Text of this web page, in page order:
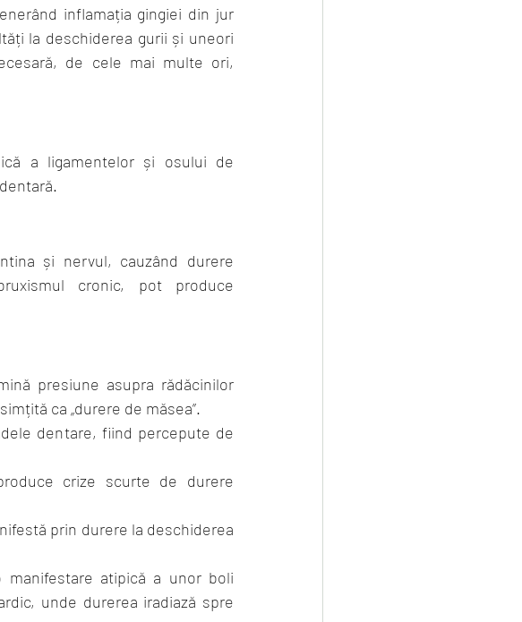
inflamația gingiei din jur
la deschiderea gurii și uneori
de cele mai multe ori,
a ligamentelor și osului de
și nervul, cauzând durere
cronic, pot produce
presiune asupra rădăcinilor
ca „durere de măsea”.
dentare, fiind percepute de
crize scurte de durere
prin durere la deschiderea
atipică a unor boli
unde durerea iradiază spre